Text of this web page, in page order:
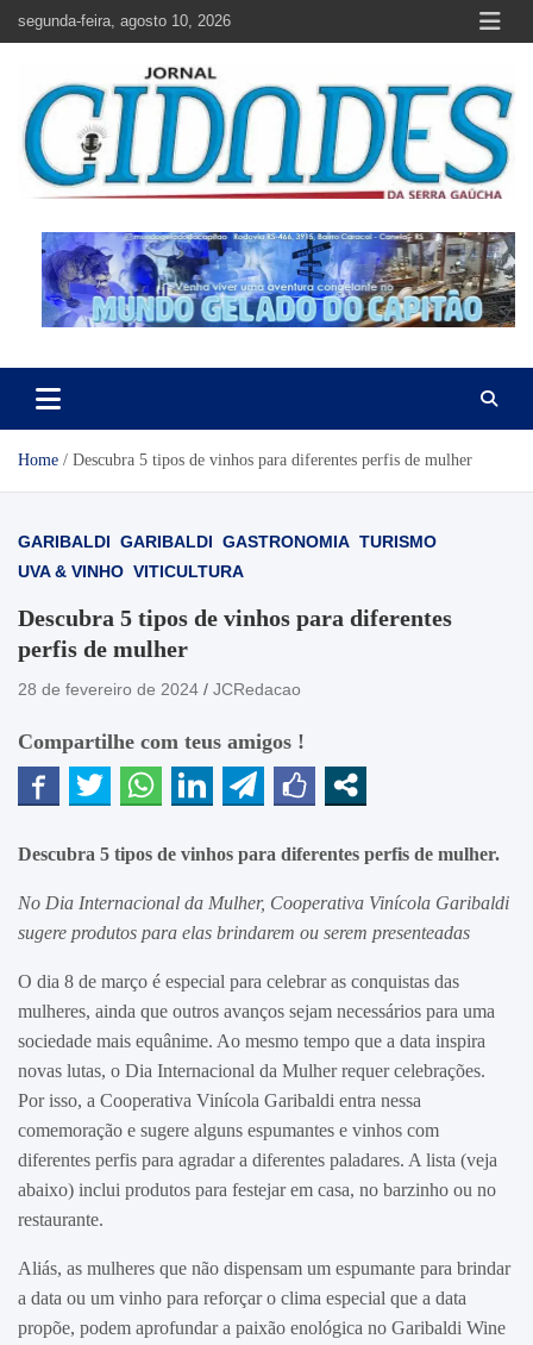
segunda-feira, agosto 10, 2026
Jornal Cidades da Serra Gaúcha
Home Descubra 5 tipos de vinhos para diferentes perfis de mulher
GARIBALDI GARIBALDI GASTRONOMIA TURISMO
UVA & VINHO VITICULTURA
Descubra 5 tipos de vinhos para diferentes
perfis de mulher
28 de fevereiro de 2024 JCRedacao
Compartilhe com teus amigos !
Descubra 5 tipos de vinhos para diferentes perfis de mulher.
No Dia Internacional da Mulher, Cooperativa Vinícola Garibaldi
sugere produtos para elas brindarem ou serem presenteadas
O dia 8 de março é especial para celebrar as conquistas das
mulheres, ainda que outros avanços sejam necessários para uma
sociedade mais equânime. Ao mesmo tempo que a data inspira
novas lutas, o Dia Internacional da Mulher requer celebrações.
Por isso, a Cooperativa Vinícola Garibaldi entra nessa
comemoração e sugere alguns espumantes e vinhos com
diferentes perfis para agradar a diferentes paladares. A lista (veja
abaixo) inclui produtos para festejar em casa, no barzinho ou no
restaurante.
Aliás, as mulheres que não dispensam um espumante para brindar
a data ou um vinho para reforçar o clima especial que a data
propõe, podem aprofundar a paixão enológica no Garibaldi Wine